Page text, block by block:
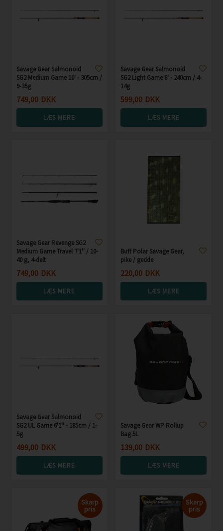
Savage Gear Salmonoid
SG2 Medium Game 10' - 305cm /
9-35g
749,00 DKK
LÆS MERE
Savage Gear Salmonoid
SG2 Light Game 8' - 240cm / 4-
14g
599,00 DKK
LÆS MERE
Savage Gear Revenge SG2
Medium Game Travel 7'1'' / 10-
40 g, 4-delt
749,00 DKK
LÆS MERE
Buff Polar Savage Gear,
pike / gedde
220,00 DKK
LÆS MERE
Savage Gear Salmonoid
SG2 UL Game 6'1'' - 185cm / 1-
5g
499,00 DKK
LÆS MERE
Savage Gear WP Rollup
Bag 5L
139,00 DKK
LÆS MERE
Skarp
pris
Skarp
pris